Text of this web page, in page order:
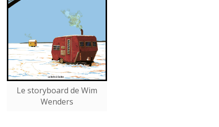
Le storyboard de Wim
Wenders